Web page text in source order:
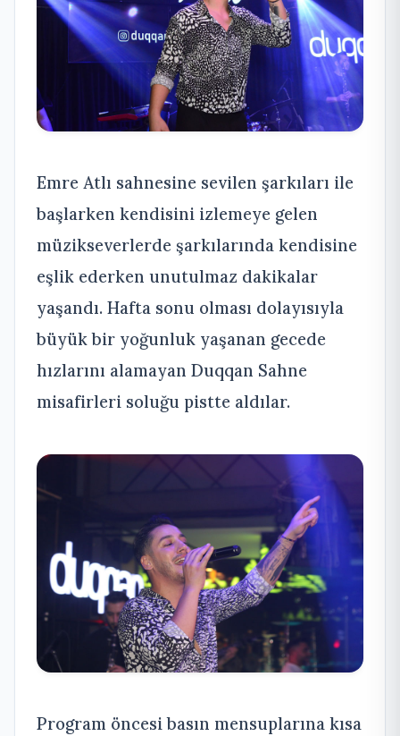
Emre Atlı sahnesine sevilen şarkıları ile
başlarken kendisini izlemeye gelen
müzikseverlerde şarkılarında kendisine
eşlik ederken unutulmaz dakikalar
yaşandı. Hafta sonu olması dolayısıyla
büyük bir yoğunluk yaşanan gecede
hızlarını alamayan Duqqan Sahne
misafirleri soluğu pistte aldılar.
Program öncesi basın mensuplarına kısa